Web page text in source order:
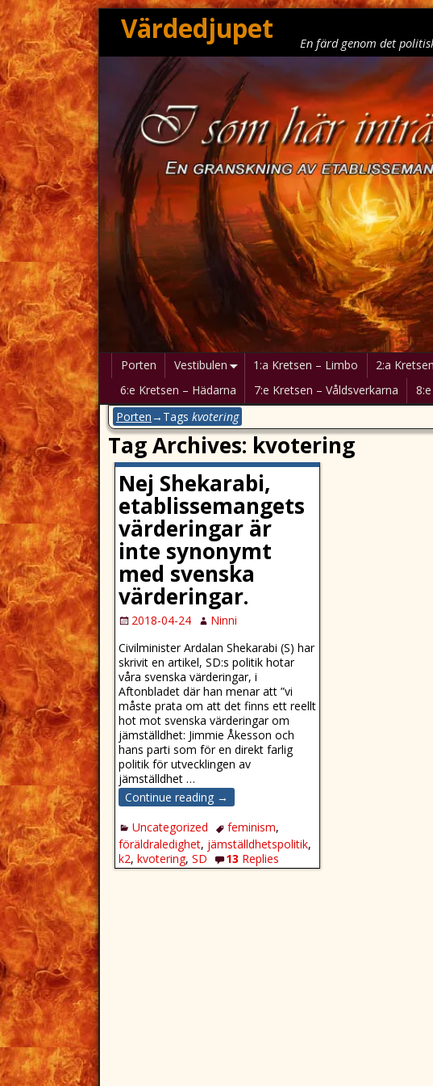
Värdedjupet En färd genom det
Porten Vestibulen 1:a Kretsen – Limbo 2:a
6:e Kretsen – Hädarna
7:e Kretsen – Våldsverkarna
Porten→Tags kvotering
Tag Archives: kvotering
Nej Shekarabi,
etablissemangets
värderingar är
inte synonymt
med svenska
värderingar.
2018-04-24
Ninni
Civilminister Ardalan Shekarabi (S) har
skrivit en artikel, SD:s politik hotar
våra svenska värderingar, i
Aftonbladet där han menar att ”vi
måste prata om att det finns ett reellt
hot mot svenska värderingar om
jämställdhet: Jimmie Åkesson och
hans parti som för en direkt farlig
politik för utvecklingen av
jämställdhet …
Continue reading →
Uncategorized
feminism,
föräldraledighet, jämställdhetspolitik,
k2, kvotering, SD 13 Replies